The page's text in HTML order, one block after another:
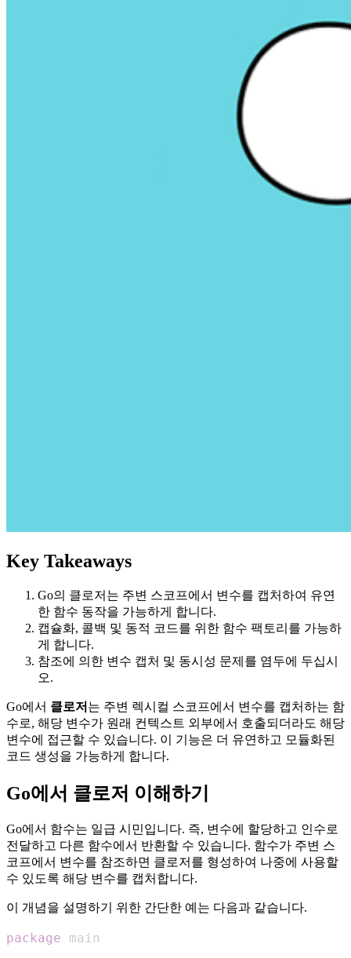
Key Takeaways
Go의 클로저는 주변 스코프에서 변수를 캡처하여 유연
한 함수 동작을 가능하게 합니다.
캡슐화, 콜백 및 동적 코드를 위한 함수 팩토리를 가능하
게 합니다.
참조에 의한 변수 캡처 및 동시성 문제를 염두에 두십시
오.
Go에서 클로저 는 주변 렉시컬 스코프에서 변수를 캡처하는 함
수로, 해당 변수가 원래 컨텍스트 외부에서 호출되더라도 해당
변수에 접근할 수 있습니다. 이 기능은 더 유연하고 모듈화된
코드 생성을 가능하게 합니다.
Go에서 클로저 이해하기
Go에서 함수는 일급 시민입니다. 즉, 변수에 할당하고 인수로
전달하고 다른 함수에서 반환할 수 있습니다. 함수가 주변 스
코프에서 변수를 참조하면 클로저를 형성하여 나중에 사용할
수 있도록 해당 변수를 캡처합니다.
이 개념을 설명하기 위한 간단한 예는 다음과 같습니다.
package